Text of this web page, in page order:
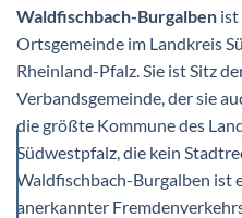
Waldfischbach-Burgalben ist
Ortsgemeinde im Landkreis
Rheinland-Pfalz. Sie ist Sitz
Verbandsgemeinde, der sie
die größte Kommune des
Südwestpfalz, die kein
Waldfischbach-Burgalben ist
anerkannter